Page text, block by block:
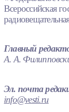
Всероссийская
Главный
А. А.
Эл. почта
info@vesti.ru